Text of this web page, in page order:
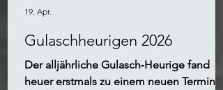
Gulaschheurigen 2026
Der alljährliche Gulasch‑Heurige fand
heuer erstmals zu einem neuen Termin
19. Apr.